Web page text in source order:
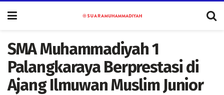
SMA Muhammadiyah 1
Palangkaraya Berprestasi di
Ajang Ilmuwan Muslim Junior